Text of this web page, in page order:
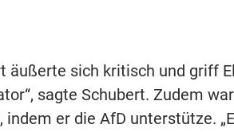
äußerte sich kritisch und griff
sagte Schubert. Zudem
er die AfD unterstütze.